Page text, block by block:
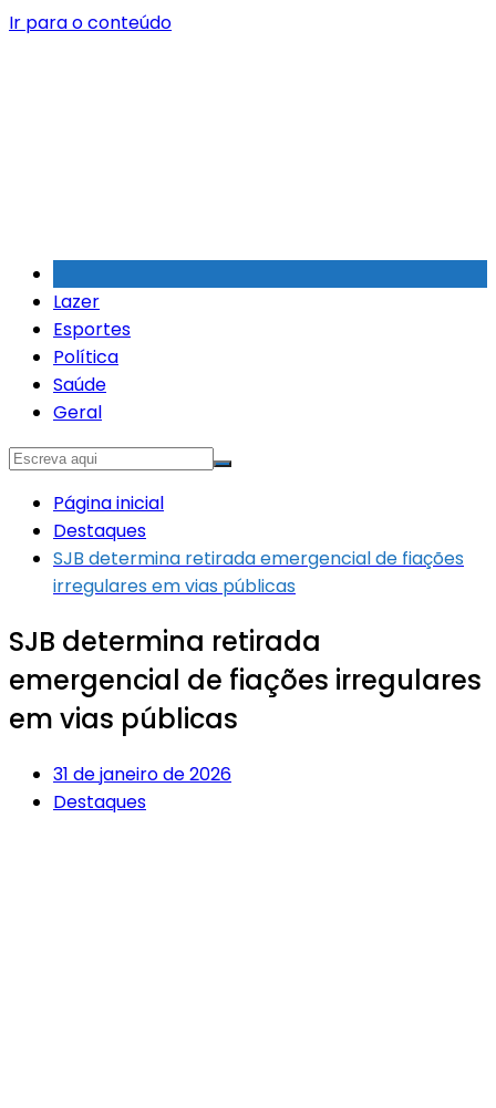
Ir para o conteúdo
Lazer
Esportes
Política
Saúde
Geral
Página inicial
Destaques
SJB determina retirada emergencial de fiações
irregulares em vias públicas
SJB determina retirada
emergencial de fiações irregulares
em vias públicas
31 de janeiro de 2026
Destaques